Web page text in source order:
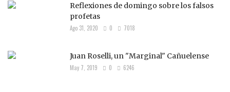
Reflexiones de domingo sobre los falsos
profetas
Ago 31, 2020 0 7018
Juan Roselli, un "Marginal" Cañuelense
May 7, 2019 0 6246